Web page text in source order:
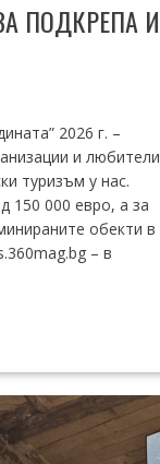
ПОДКРЕПА И
2026 г. –
и любители
туризъм у нас.
150 000 евро, а за
обекти в
– в